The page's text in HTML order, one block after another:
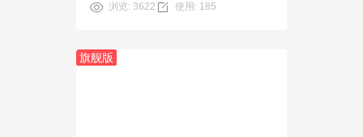
浏览: 3622 使用: 185
旗舰版